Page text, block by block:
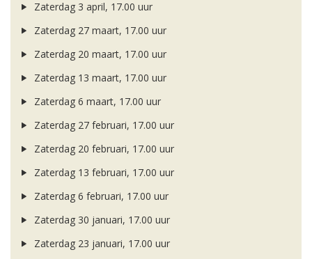
Zaterdag 3 april, 17.00 uur
Zaterdag 27 maart, 17.00 uur
Zaterdag 20 maart, 17.00 uur
Zaterdag 13 maart, 17.00 uur
Zaterdag 6 maart, 17.00 uur
Zaterdag 27 februari, 17.00 uur
Zaterdag 20 februari, 17.00 uur
Zaterdag 13 februari, 17.00 uur
Zaterdag 6 februari, 17.00 uur
Zaterdag 30 januari, 17.00 uur
Zaterdag 23 januari, 17.00 uur